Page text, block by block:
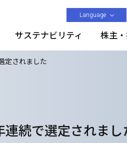
Language
サステナビリティ 株主
定されました
連続で選定されまし